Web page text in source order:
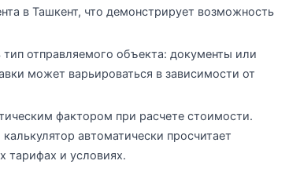
в Ташкент, что демонстрирует возможность
отправляемого объекта: документы или
может варьироваться в зависимости от
фактором при расчете стоимости.
автоматически просчитает
тарифах и условиях.